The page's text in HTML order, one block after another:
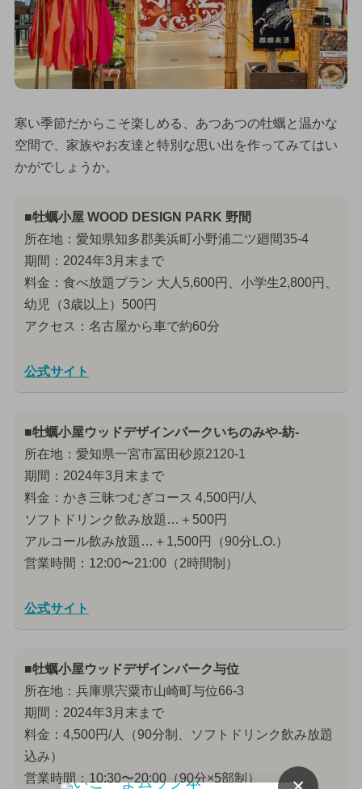
寒い季節だからこそ楽しめる、あつあつの牡蠣と温かな
空間で、家族やお友達と特別な思い出を作ってみてはい
かがでしょうか。
■牡蠣小屋 WOOD DESIGN PARK 野間
所在地：愛知県知多郡美浜町小野浦二ツ廻間35-4
期間：2024年3月末まで
料金：食べ放題プラン 大人5,600円、小学生2,800円、
幼児（3歳以上）500円
アクセス：名古屋から車で約60分
公式サイト
■牡蠣小屋ウッドデザインパークいちのみや-紡-
所在地：愛知県一宮市冨田砂原2120-1
期間：2024年3月末まで
料金：かき三昧つむぎコース 4,500円/人
ソフトドリンク飲み放題…＋500円
アルコール飲み放題…＋1,500円（90分L.O.）
営業時間：12:00〜21:00（2時間制）
公式サイト
■牡蠣小屋ウッドデザインパーク与位
所在地：兵庫県宍粟市山崎町与位66-3
期間：2024年3月末まで
料金：4,500円/人（90分制、ソフトドリンク飲み放題
込み）
営業時間：10:30〜20:00（90分×5部制）